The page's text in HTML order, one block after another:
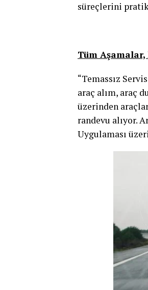
süreçlerini
Tüm
“Temassız
araç alım, araç
üzerinden
randevu alıyor.
Uygulaması